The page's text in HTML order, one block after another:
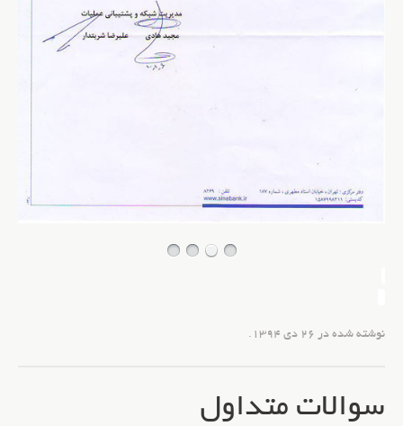
نوشته شده در 26 دی 1394 .
سوالات متداول